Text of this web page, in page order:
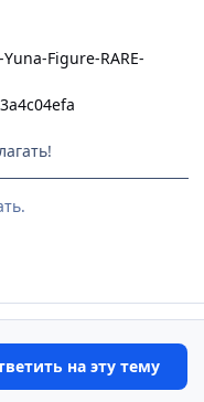
Figure-RARE-
на эту тему